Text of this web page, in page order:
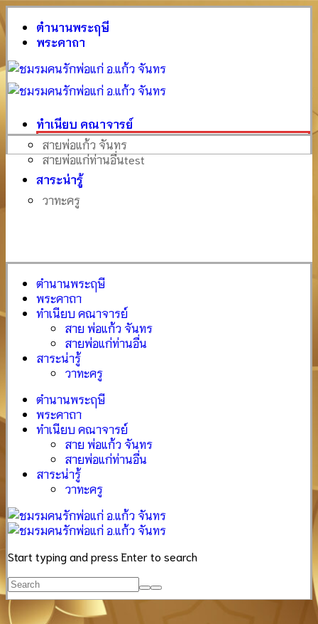
ตำนานพระฤษี
พระคาถา
ทำเนียบ คณาจารย์
สายพ่อแก้ว จันทร
สายพ่อแก่ท่านอื่นtest
สาระน่ารู้
วาทะครู
ตำนานพระฤษี
พระคาถา
ทำเนียบ คณาจารย์
สาย พ่อแก้ว จันทร
สายพ่อแก่ท่านอื่น
สาระน่ารู้
วาทะครู
ตำนานพระฤษี
พระคาถา
ทำเนียบ คณาจารย์
สาย พ่อแก้ว จันทร
สายพ่อแก่ท่านอื่น
สาระน่ารู้
วาทะครู
Start typing and press Enter to search